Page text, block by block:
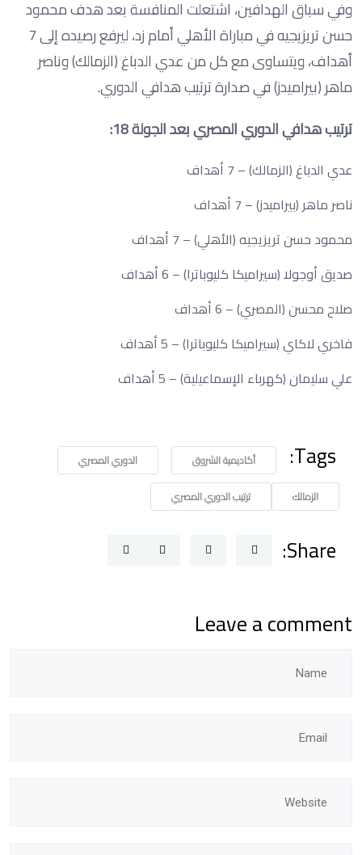
وفي سباق الهدافين، اشتعلت المنافسة بعد هدف محمود
حسن تريزيجيه في مباراة الأهلي أمام زد، ليرفع رصيده إلى 7
أهداف، ويتساوى مع كل من عدي الدباغ (الزمالك) وناصر
ماهر (بيراميدز) في صدارة ترتيب هدافي الدوري.
ترتيب هدافي الدوري المصري بعد الجولة 18:
عدي الدباغ (الزمالك) – 7 أهداف
ناصر ماهر (بيراميدز) – 7 أهداف
محمود حسن تريزيجيه (الأهلي) – 7 أهداف
صديق أوجولا (سيراميكا كليوباترا) – 6 أهداف
صلاح محسن (المصري) – 6 أهداف
فاخري لاكاي (سيراميكا كليوباترا) – 5 أهداف
علي سليمان (كهرباء الإسماعيلية) – 5 أهداف
Tags: أكاديمية الشروق
الدوري المصري
الزمالك
ترتيب الدوري المصري
Share:
Leave a comment